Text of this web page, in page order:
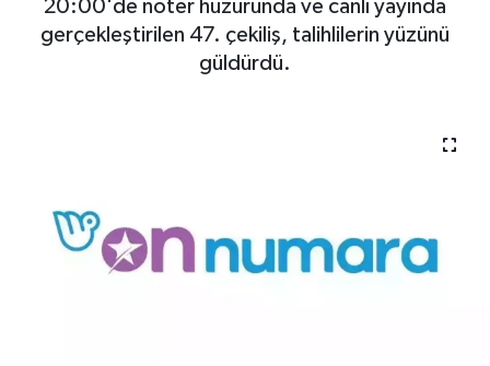
20:00'de noter huzurunda ve canlı yayında
gerçekleştirilen 47. çekiliş, talihlilerin yüzünü
güldürdü.